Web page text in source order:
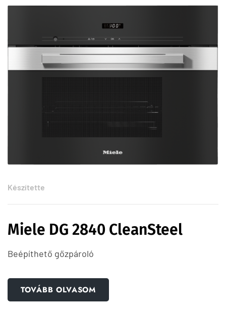
Készítette
Miele DG 2840 CleanSteel
Beépíthető gőzpároló
TOVÁBB OLVASOM